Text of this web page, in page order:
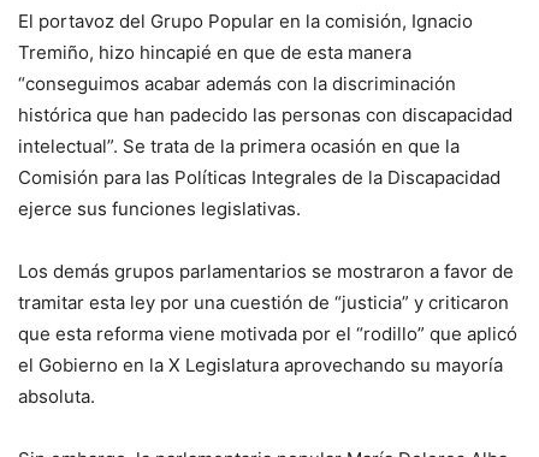
El portavoz del Grupo Popular en la comisión, Ignacio
Tremiño, hizo hincapié en que de esta manera
“conseguimos acabar además con la discriminación
histórica que han padecido las personas con discapacidad
intelectual”. Se trata de la primera ocasión en que la
Comisión para las Políticas Integrales de la Discapacidad
ejerce sus funciones legislativas.
Los demás grupos parlamentarios se mostraron a favor de
tramitar esta ley por una cuestión de “justicia” y criticaron
que esta reforma viene motivada por el “rodillo” que aplicó
el Gobierno en la X Legislatura aprovechando su mayoría
absoluta.